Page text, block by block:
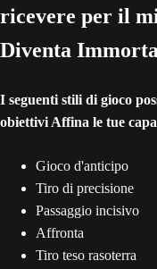
ricevere per il
Diventa
I seguenti stili di gioco
obiettivi Affina le tue
Gioco d'anticipo
Tiro di precisione
Passaggio incisivo
Affronta
Tiro teso rasoterra